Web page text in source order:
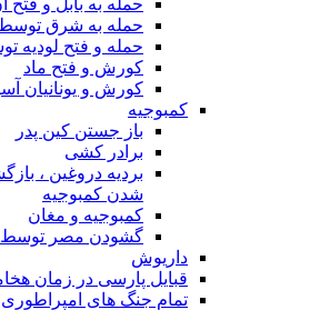
حمله به بابل و
حمله به شرق
حمله و فتح لودیه
کورش و فتح ماد
کورش و یونانیان
کمبوجیه
باز جستن کین پدر
برادر کشی
بردیه دروغین ،
شدن کمبوجیه
کمبوجیه و مغان
گشودن مصر توسط
داریوش
قبایل پارسی در زمان
تمام جنگ های